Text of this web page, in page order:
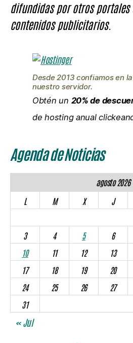
difundidas por otros portales
contenidos publicitarios.
Desde 2013 confiamos en
nuestro servidor.
Obtén un 20% de
de hosting anual
Agenda de Noticias
agosto 2026
L
M X J
3
4 5 6
10
11 12 13
17
18 19 20
24
25 26 27
31
« Jul